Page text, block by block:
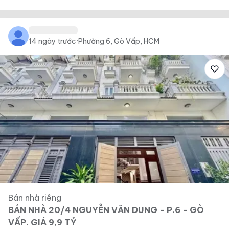
14 ngày trước·Phường 6, Gò Vấp, HCM
Bán nhà riêng
BÁN NHÀ 20/4 NGUYỄN VĂN DUNG - P.6 - GÒ
VẤP. GIÁ 9,9 TỶ